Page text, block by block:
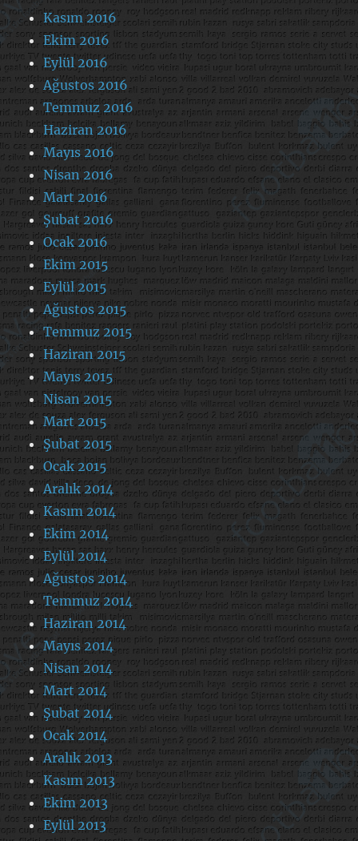
Kasım 2016
Ekim 2016
Eylül 2016
Ağustos 2016
Temmuz 2016
Haziran 2016
Mayıs 2016
Nisan 2016
Mart 2016
Şubat 2016
Ocak 2016
Ekim 2015
Eylül 2015
Ağustos 2015
Temmuz 2015
Haziran 2015
Mayıs 2015
Nisan 2015
Mart 2015
Şubat 2015
Ocak 2015
Aralık 2014
Kasım 2014
Ekim 2014
Eylül 2014
Ağustos 2014
Temmuz 2014
Haziran 2014
Mayıs 2014
Nisan 2014
Mart 2014
Şubat 2014
Ocak 2014
Aralık 2013
Kasım 2013
Ekim 2013
Eylül 2013